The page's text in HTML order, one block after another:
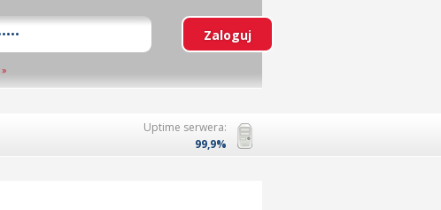
»
Uptime serwera:
99,9%